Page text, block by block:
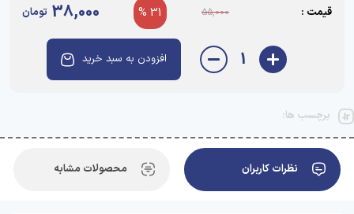
قیمت : 55,000
31 %
38,000 تومان
1 افزودن به سبد خرید
برچسب ها:
نظرات کاربران محصولات مشابه